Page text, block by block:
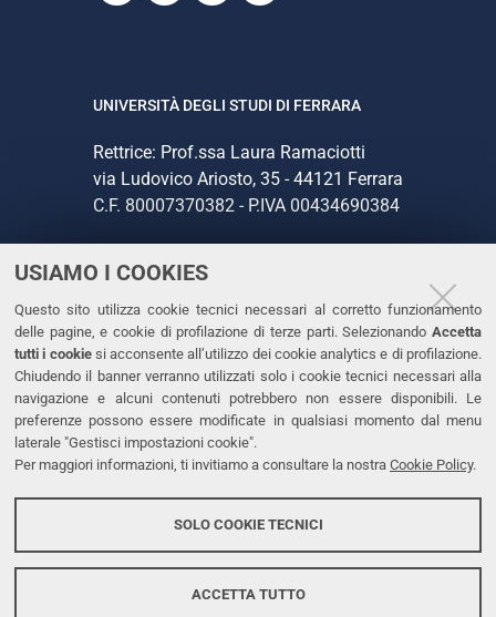
USIAMO I COOKIES
Questo sito utilizza cookie tecnici necessari al corretto funzionamento
delle pagine, e cookie di profilazione di terze parti. Selezionando Accetta
tutti i cookiesi acconsente all’utilizzo dei cookie analytics e di profilazione.
Chiudendo il banner verranno utilizzati solo i cookie tecnici necessari alla
navigazione e alcuni contenuti potrebbero non essere disponibili. Le
preferenze possono essere modificate in qualsiasi momento dal menu
laterale "Gestisci impostazioni cookie".
Per maggiori informazioni, ti invitiamo a consultare la nostra Cookie Policy.
SOLO COOKIE TECNICI
ACCETTA TUTTO
UNIVERSITÀ DEGLI STUDI DI FERRARA
Rettrice: Prof.ssa Laura Ramaciotti
via Ludovico Ariosto, 35 - 44121 Ferrara
C.F. 80007370382 - P.IVA 00434690384
CONTATTI
Tel. +39 0532 293111
Fax. +39 0532 293031
PEC
LINKS
Dichiarazione di accessibilità
Protezione dati personali